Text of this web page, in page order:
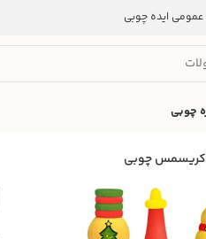
عمومی ایده چوبی
چوبی
کریسمس چوبی